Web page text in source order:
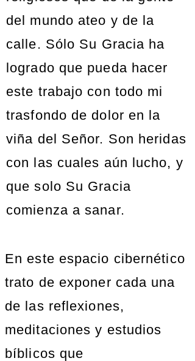
del mundo ateo y de la
calle. Sólo Su Gracia ha
logrado que pueda hacer
este trabajo con todo mi
trasfondo de dolor en la
viña del Señor. Son heridas
con las cuales aún lucho, y
que solo Su Gracia
comienza a sanar.
En este espacio cibernético
trato de exponer cada una
de las reflexiones,
meditaciones y estudios
bíblicos que